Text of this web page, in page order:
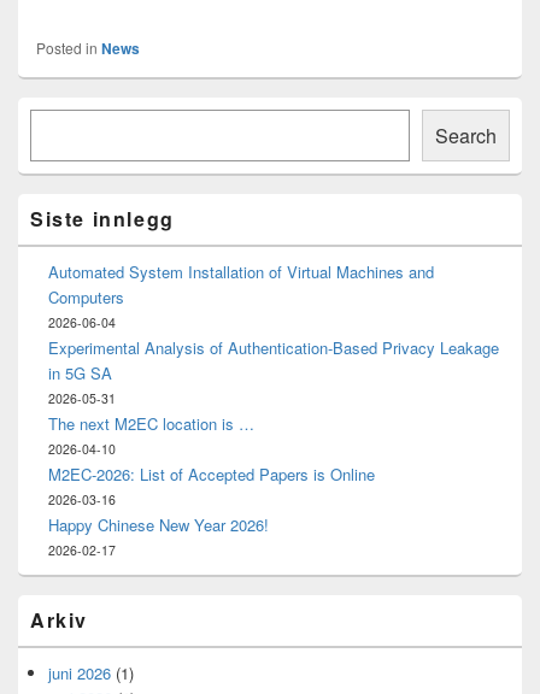
Posted in News
Primary
Area
Search
Siste innlegg
Automated System Installation of Virtual Machines and
Computers
2026-06-04
Experimental Analysis of Authentication-Based Privacy Leakage
in 5G SA
2026-05-31
The next M2EC location is …
2026-04-10
M2EC-2026: List of Accepted Papers is Online
2026-03-16
Happy Chinese New Year 2026!
2026-02-17
Arkiv
juni 2026 (1)